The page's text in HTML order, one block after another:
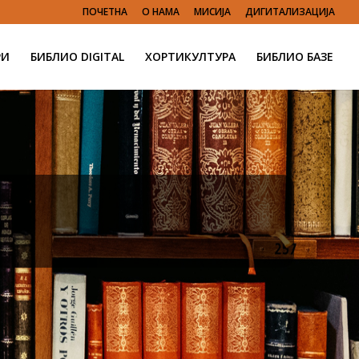
ПОЧЕТНА О НАМА МИСИЈА ДИГИТАЛИЗАЦИЈА
БИБЛИО DIGITAL ХОРТИКУЛТУРА БИБЛИО БАЗЕ